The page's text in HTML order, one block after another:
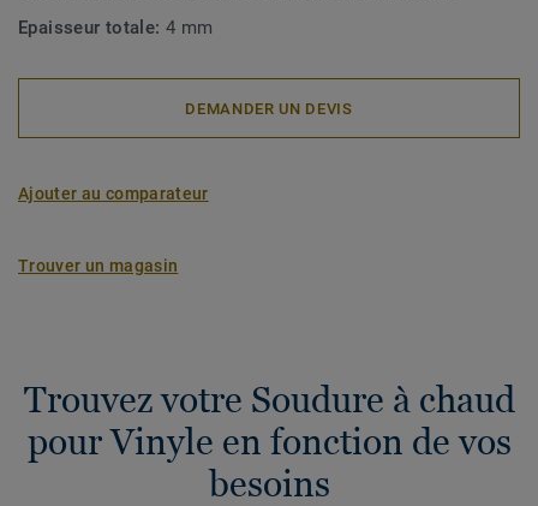
Epaisseur totale: 4 mm
DEMANDER UN DEVIS
Ajouter au comparateur
Trouver un magasin
Trouvez votre Soudure à chaud
pour Vinyle en fonction de vos
besoins